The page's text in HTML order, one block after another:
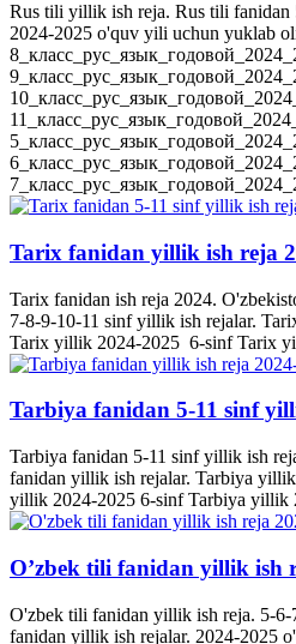
Rus tili yillik ish reja. Rus tili fanidan
2024-2025 o'quv yili uchun yuklab
Tarix fanidan yillik ish reja
Tarix fanidan ish reja 2024.
7-8-9-10-11 sinf yillik ish rejalar.
Tarix yillik 2024-2025 6-sinf Tarix
Tarbiya fanidan 5-11 sinf
Tarbiya fanidan 5-11 sinf yillik ish
fanidan yillik ish rejalar. Tarbiya
yillik 2024-2025 6-sinf Tarbiya yillik
O’zbek tili fanidan yillik ish
O'zbek tili fanidan yillik ish reja. 5-
fanidan yillik ish rejalar. 2024-2025